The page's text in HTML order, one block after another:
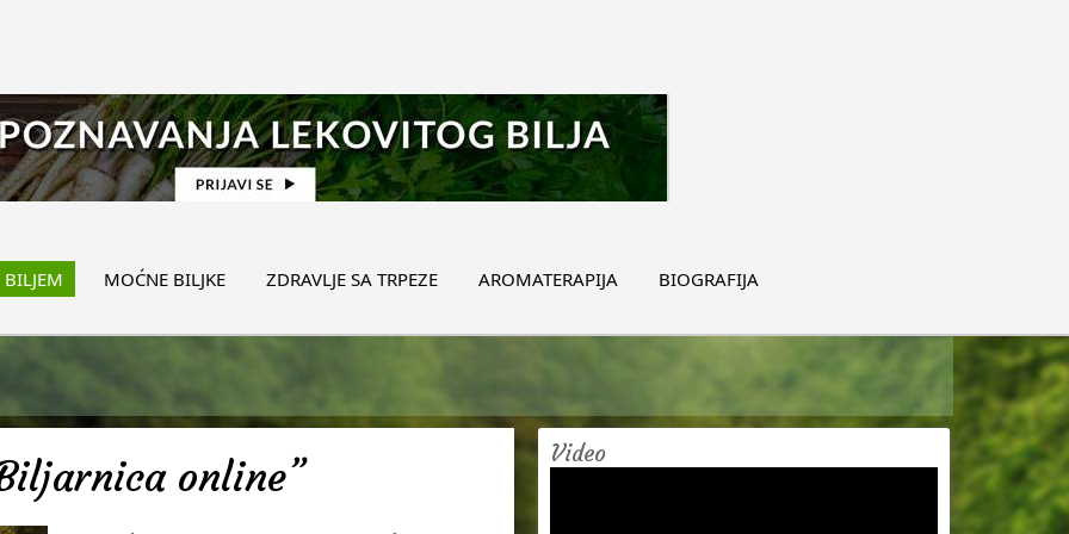
BILJEM MOĆNE BILJKE ZDRAVLJE SA TRPEZE AROMATERAPIJA BIOGRAFIJA
online” Video